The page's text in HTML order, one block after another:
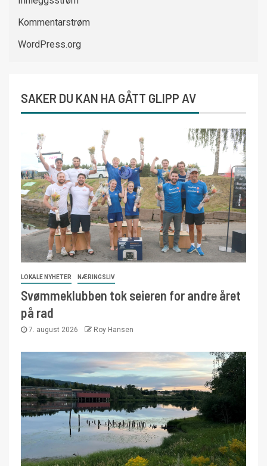
Kommentarstrøm
WordPress.org
SAKER DU KAN HA GÅTT GLIPP AV
LOKALE NYHETER NÆRINGSLIV
Svømmeklubben tok seieren for andre året
på rad
7. august 2026 Roy Hansen